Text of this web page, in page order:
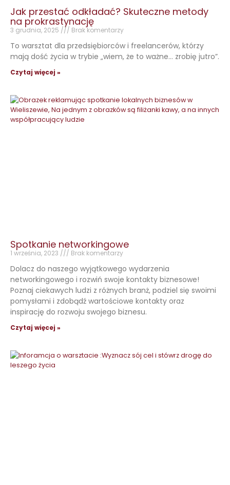
Jak przestać odkładać? Skuteczne metody
na prokrastynację
3 grudnia, 2025 Brak komentarzy
To warsztat dla przedsiębiorców i freelancerów, którzy
mają dość życia w trybie „wiem, że to ważne… zrobię jutro”.
Czytaj więcej »
Spotkanie networkingowe
1 września, 2023 Brak komentarzy
Dolacz do naszego wyjątkowego wydarzenia
networkingowego i rozwiń swoje kontakty biznesowe!
Poznaj ciekawych ludzi z różnych branż, podziel się swoimi
pomysłami i zdobądź wartościowe kontakty oraz
inspirację do rozwoju swojego biznesu.
Czytaj więcej »